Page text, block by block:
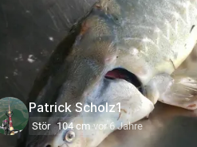
Patrick Scholz1
Stör 104 cm vor 6 Jahre